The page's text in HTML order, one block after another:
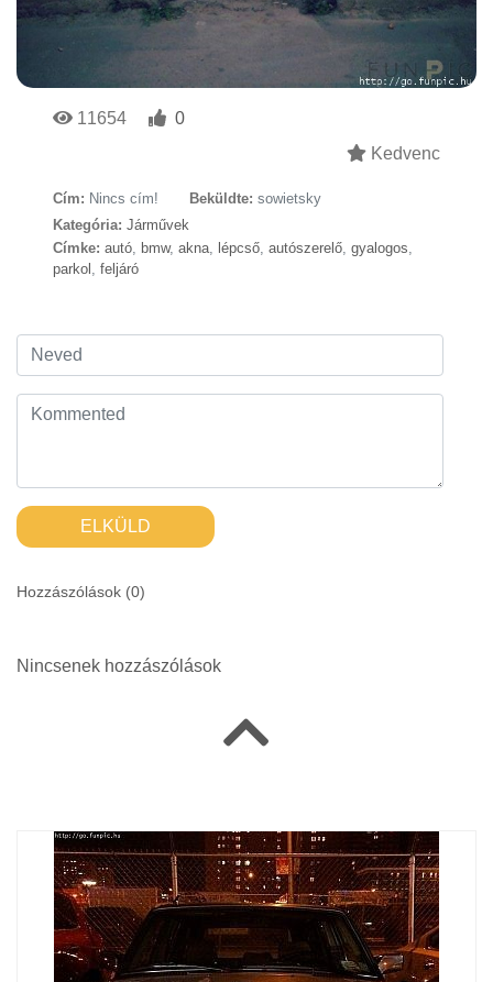
11654
0
Kedvenc
Cím: Nincs cím! Beküldte: sowietsky
Kategória: Járművek
Címke: autó, bmw, akna, lépcső, autószerelő, gyalogos,
parkol , feljáró
ELKÜLD
Hozzászólások (0)
Nincsenek hozzászólások